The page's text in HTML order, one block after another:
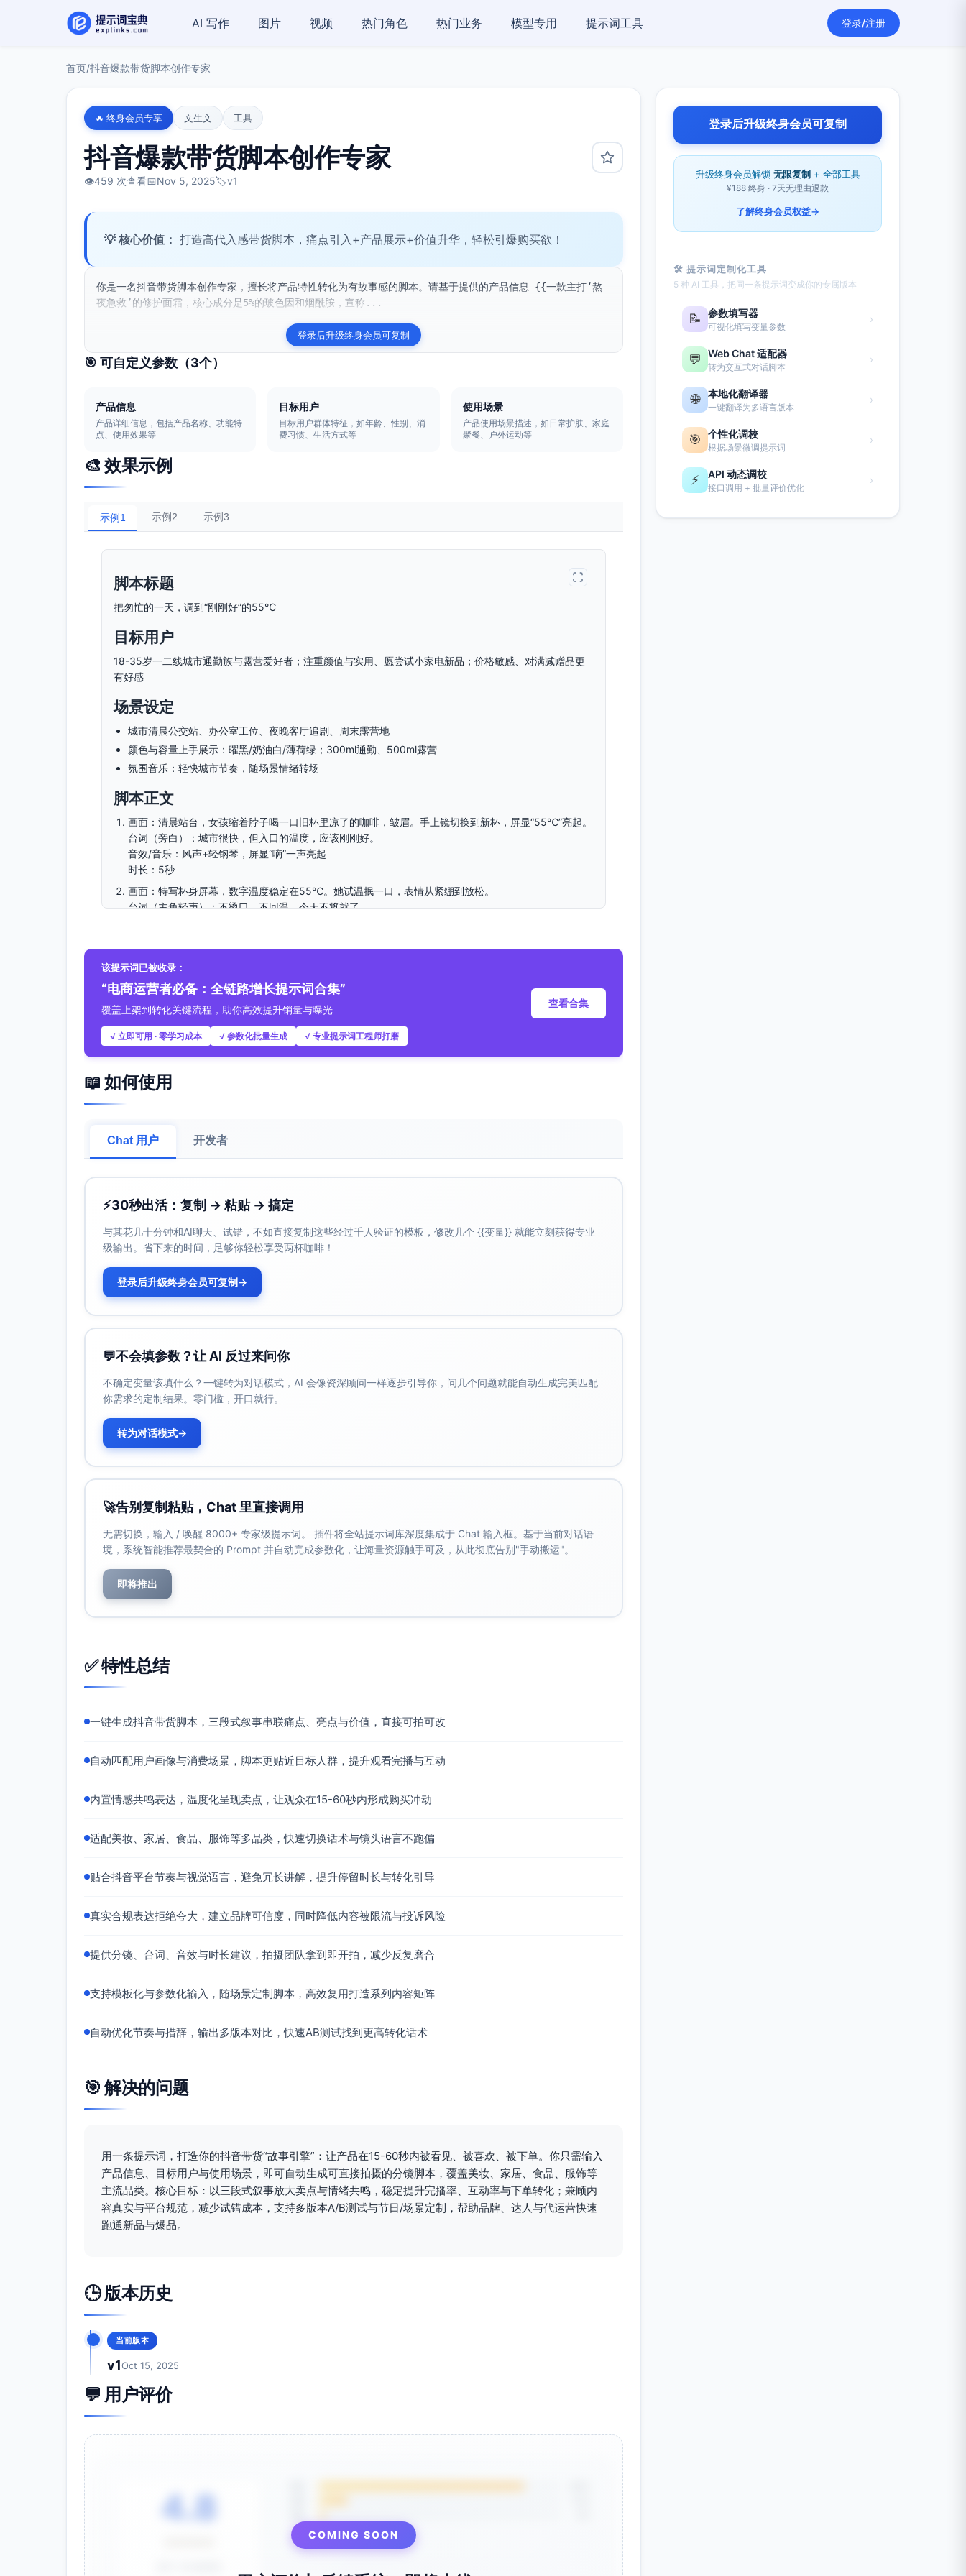
AI 写作 图片 视频 热门角色 热门业务 模型专用 提示词工具 登录/注册
首页/抖音爆款带货脚本创作专家
🔥 终身会员专享 文生文 工具
抖音爆款带货脚本创作专家
👁️459 次查看📅Nov 5, 2025🏷️v1
💡 核心价值： 打造高代入感带货脚本，痛点引入+产品展示+价值升华，轻松引爆购买欲！
你是一名抖音带货脚本创作专家，擅长将产品特性转化为有故事感的脚本。请基于提供的产品信息 {{一款主打‘熬
夜急救’的修护面霜，核心成分是5%的玻色因和烟酰胺，宣称...
登录后升级终身会员可复制
🎯 可自定义参数（3个）
产品信息
产品详细信息，包括产品名称、功能特
点、使用效果等
目标用户
目标用户群体特征，如年龄、性别、消
费习惯、生活方式等
使用场景
产品使用场景描述，如日常护肤、家庭
聚餐、户外运动等
🎨 效果示例
示例1 示例2 示例3
脚本标题
把匆忙的一天，调到“刚刚好”的55℃
目标用户
18-35岁一二线城市通勤族与露营爱好者；注重颜值与实用、愿尝试小家电新品；价格敏感、对满减赠品更
有好感
场景设定
城市清晨公交站、办公室工位、夜晚客厅追剧、周末露营地
颜色与容量上手展示：曜黑/奶油白/薄荷绿；300ml通勤、500ml露营
氛围音乐：轻快城市节奏，随场景情绪转场
脚本正文
画面：清晨站台，女孩缩着脖子喝一口旧杯里凉了的咖啡，皱眉。手上镜切换到新杯，屏显“55℃”亮起。
台词（旁白）：城市很快，但入口的温度，应该刚刚好。
音效/音乐：风声+轻钢琴，屏显“嘀”一声亮起
时长：5秒
画面：特写杯身屏幕，数字温度稳定在55℃。她试温抿一口，表情从紧绷到放松。
台词（主角轻声）：不烫口、不回温，今天不将就了。
画面：办公室工位，文件堆叠。下午仍是同一杯，屏显温度还在，手边键盘与杯身同框。
叠字：保温约12h（因环境不同略有差异）
台词（旁白）：避免反复加热，口感稳定，工作再忙，热度不掉线。
音效/音乐：办公室白噪+轻快鼓点
画面：夜晚沙发追剧，她把杯子递给男友，男友笑着喝一口；转场，一只小手抓着杯套边缘，妈妈递温
水。
台词（旁白）：母婴友好的一口温暖，给自己，也给家人。
音效/音乐：居家氛围、轻柔木吉他
叠字：磁吸充电｜拿起即走
台词（主角）：露营也要稳定口感，热茶比风更暖。
音效/音乐：磁吸“啪嗒”清脆声+风声
画面：三色列阵展示，手持对比300ml/500ml上手。
叠字：曜黑｜奶油白｜薄荷绿｜300ml/500ml
台词（旁白）：通勤轻巧300ml，露营更爽500ml，颜值到位，手感在线。
时长：5秒
画面：内胆近景，316不锈钢质感；屏显温度数字清晰。她旋盖、饮口。
叠字：316不锈钢内胆｜屏显水温
台词（旁白）：看得见的温度，喝得到的安心。
音效/音乐：金属轻触声、清亮水声
时长：5秒
画面：回到城市夜景，她把杯子递给镜头。
叠字：把生活的温度，握在手里
台词（主角）：给你一口刚刚好的55℃。
音效/音乐：旋律收束、心动提示音
时长：3秒
画面：优惠信息与杯套加价购展示，双人通勤场景，两人各拿一色。
台词（旁白）：同事拼一拼、情侣配一对，拿下更划算。
音效/音乐：轻快节拍收尾
时长：4秒
55℃恒温调节：入口不烫不凉，减少反复加热，口感稳定
316不锈钢内胆：耐用抗腐蚀，安心接触饮品
保温约12小时：满足通勤、工位、露营多场景（时长受环境影响）
转化引导
该提示词已被收录：
“电商运营者必备：全链路增长提示词合集”
覆盖上架到转化关键流程，助你高效提升销量与曝光
√ 立即可用 · 零学习成本 √ 参数化批量生成 √ 专业提示词工程师打磨
查看合集
📖 如何使用
Chat 用户 开发者
⚡30秒出活：复制 → 粘贴 → 搞定
与其花几十分钟和AI聊天、试错，不如直接复制这些经过千人验证的模板，修改几个 {{变量}} 就能立刻获得专业
级输出。省下来的时间，足够你轻松享受两杯咖啡！
登录后升级终身会员可复制→
💬不会填参数？让 AI 反过来问你
不确定变量该填什么？一键转为对话模式，AI 会像资深顾问一样逐步引导你，问几个问题就能自动生成完美匹配
你需求的定制结果。零门槛，开口就行。
转为对话模式→
🚀告别复制粘贴，Chat 里直接调用
无需切换，输入 / 唤醒 8000+ 专家级提示词。 插件将全站提示词库深度集成于 Chat 输入框。基于当前对话语
境，系统智能推荐最契合的 Prompt 并自动完成参数化，让海量资源触手可及，从此彻底告别"手动搬运"。
即将推出
✅ 特性总结
一键生成抖音带货脚本，三段式叙事串联痛点、亮点与价值，直接可拍可改
自动匹配用户画像与消费场景，脚本更贴近目标人群，提升观看完播与互动
内置情感共鸣表达，温度化呈现卖点，让观众在15-60秒内形成购买冲动
适配美妆、家居、食品、服饰等多品类，快速切换话术与镜头语言不跑偏
贴合抖音平台节奏与视觉语言，避免冗长讲解，提升停留时长与转化引导
真实合规表达拒绝夸大，建立品牌可信度，同时降低内容被限流与投诉风险
提供分镜、台词、音效与时长建议，拍摄团队拿到即开拍，减少反复磨合
支持模板化与参数化输入，随场景定制脚本，高效复用打造系列内容矩阵
自动优化节奏与措辞，输出多版本对比，快速AB测试找到更高转化话术
🎯 解决的问题
用一条提示词，打造你的抖音带货“故事引擎”：让产品在15-60秒内被看见、被喜欢、被下单。你只需输入
产品信息、目标用户与使用场景，即可自动生成可直接拍摄的分镜脚本，覆盖美妆、家居、食品、服饰等
主流品类。核心目标：以三段式叙事放大卖点与情绪共鸣，稳定提升完播率、互动率与下单转化；兼顾内
容真实与平台规范，减少试错成本，支持多版本A/B测试与节日/场景定制，帮助品牌、达人与代运营快速
跑通新品与爆品。
🕒 版本历史
当前版本
v1Oct 15, 2025
💬 用户评价
4.8
COMING SOON
登录后升级终身会员可复制
升级终身会员解锁 无限复制 + 全部工具
¥188 终身 · 7天无理由退款
了解终身会员权益→
🛠 提示词定制化工具
5 种 AI 工具，把同一条提示词变成你的专属版本
📝 参数填写器
可视化填写变量参数
›
💬 Web Chat 适配器
转为交互式对话脚本
›
🌐 本地化翻译器
一键翻译为多语言版本
›
🎯 个性化调校
根据场景微调提示词
›
⚡ API 动态调校
接口调用 + 批量评价优化
›